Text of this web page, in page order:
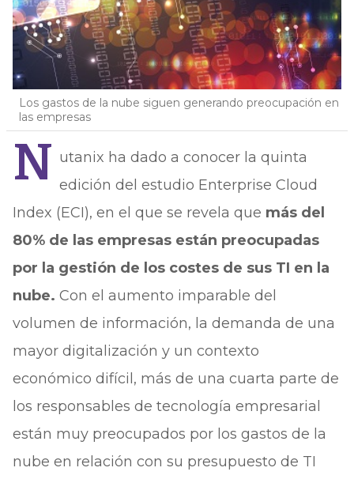
Los gastos de la nube siguen generando preocupación en
las empresas
N utanix ha dado a conocer la quinta
edición del estudio Enterprise Cloud
Index (ECI), en el que se revela que más del
80% de las empresas están preocupadas
por la gestión de los costes de sus TI en la
nube. Con el aumento imparable del
volumen de información, la demanda de una
mayor digitalización y un contexto
económico difícil, más de una cuarta parte de
los responsables de tecnología empresarial
están muy preocupados por los gastos de la
nube en relación con su presupuesto de TI